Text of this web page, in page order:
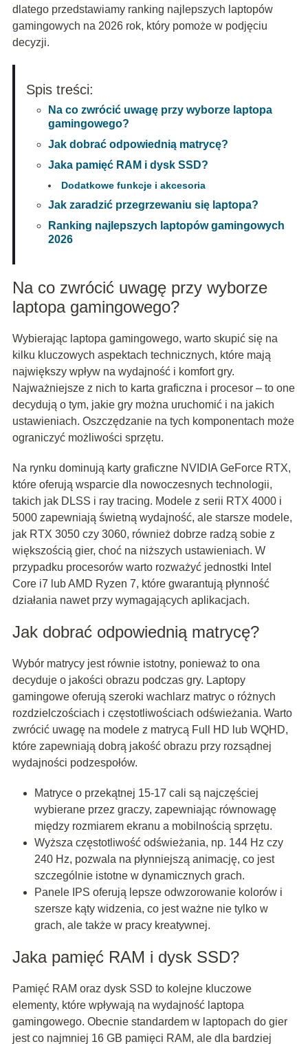
dlatego przedstawiamy ranking najlepszych laptopów
gamingowych na 2026 rok, który pomoże w podjęciu
decyzji.
Spis treści:
Na co zwrócić uwagę przy wyborze laptopa
gamingowego?
Jak dobrać odpowiednią matrycę?
Jaka pamięć RAM i dysk SSD?
Dodatkowe funkcje i akcesoria
Jak zaradzić przegrzewaniu się laptopa?
Ranking najlepszych laptopów gamingowych
2026
Na co zwrócić uwagę przy wyborze
laptopa gamingowego?
Wybierając laptopa gamingowego, warto skupić się na
kilku kluczowych aspektach technicznych, które mają
największy wpływ na wydajność i komfort gry.
Najważniejsze z nich to karta graficzna i procesor – to one
decydują o tym, jakie gry można uruchomić i na jakich
ustawieniach. Oszczędzanie na tych komponentach może
ograniczyć możliwości sprzętu.
Na rynku dominują karty graficzne NVIDIA GeForce RTX,
które oferują wsparcie dla nowoczesnych technologii,
takich jak DLSS i ray tracing. Modele z serii RTX 4000 i
5000 zapewniają świetną wydajność, ale starsze modele,
jak RTX 3050 czy 3060, również dobrze radzą sobie z
większością gier, choć na niższych ustawieniach. W
przypadku procesorów warto rozważyć jednostki Intel
Core i7 lub AMD Ryzen 7, które gwarantują płynność
działania nawet przy wymagających aplikacjach.
Jak dobrać odpowiednią matrycę?
Wybór matrycy jest równie istotny, ponieważ to ona
decyduje o jakości obrazu podczas gry. Laptopy
gamingowe oferują szeroki wachlarz matryc o różnych
rozdzielczościach i częstotliwościach odświeżania. Warto
zwrócić uwagę na modele z matrycą Full HD lub WQHD,
które zapewniają dobrą jakość obrazu przy rozsądnej
wydajności podzespołów.
Matryce o przekątnej 15-17 cali są najczęściej
wybierane przez graczy, zapewniając równowagę
między rozmiarem ekranu a mobilnością sprzętu.
Wyższa częstotliwość odświeżania, np. 144 Hz czy
240 Hz, pozwala na płynniejszą animację, co jest
szczególnie istotne w dynamicznych grach.
Panele IPS oferują lepsze odwzorowanie kolorów i
szersze kąty widzenia, co jest ważne nie tylko w
grach, ale także w pracy kreatywnej.
Jaka pamięć RAM i dysk SSD?
Pamięć RAM oraz dysk SSD to kolejne kluczowe
elementy, które wpływają na wydajność laptopa
gamingowego. Obecnie standardem w laptopach do gier
jest co najmniej 16 GB pamięci RAM, ale dla bardziej